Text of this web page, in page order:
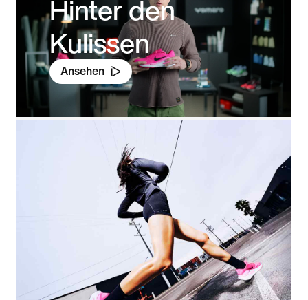
Hinter den
Kulissen
Ansehen